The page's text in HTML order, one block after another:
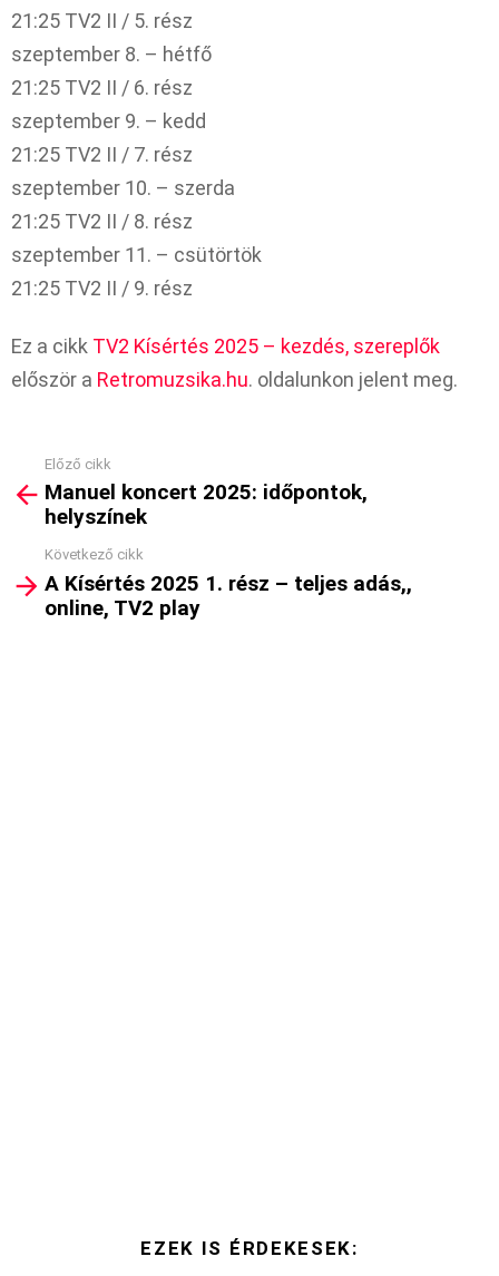
21:25 TV2 II / 5. rész
szeptember 8. – hétfő
21:25 TV2 II / 6. rész
szeptember 9. – kedd
21:25 TV2 II / 7. rész
szeptember 10. – szerda
21:25 TV2 II / 8. rész
szeptember 11. – csütörtök
21:25 TV2 II / 9. rész
Ez a cikk TV2 Kísértés 2025 – kezdés, szereplők
először a Retromuzsika.hu. oldalunkon jelent meg.
more
Előző cikk
Manuel koncert 2025: időpontok,
helyszínek
Következő cikk
A Kísértés 2025 1. rész – teljes adás,,
online, TV2 play
EZEK IS ÉRDEKESEK: